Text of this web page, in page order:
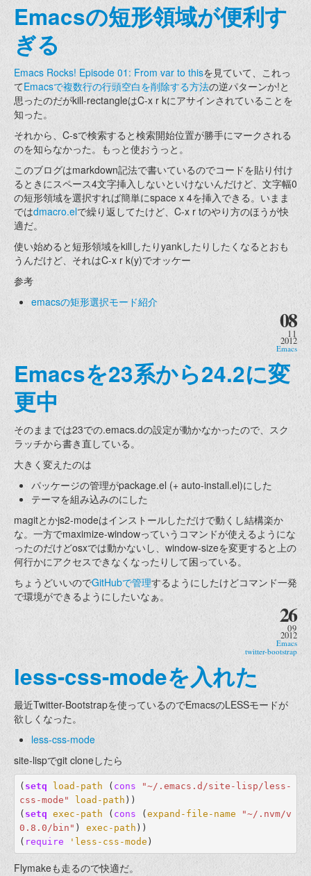
Emacsの短形領域が便利す
ぎる
Emacs Rocks! Episode 01: From var to thisを見ていて、これっ
てEmacsで複数行の行頭空白を削除する方法の逆パターンか!と
思ったのだがkill-rectangleはC-x r kにアサインされていることを
知った。
それから、C-sで検索すると検索開始位置が勝手にマークされる
のを知らなかった。もっと使おうっと。
このブログはmarkdown記法で書いているのでコードを貼り付け
るときにスペース4文字挿入しないといけないんだけど、文字幅0
の短形領域を選択すれば簡単にspace x 4を挿入できる。いまま
ではdmacro.elで繰り返してたけど、C-x r tのやり方のほうが快
適だ。
使い始めると短形領域をkillしたりyankしたりしたくなるとおも
うんだけど、それはC-x r k(y)でオッケー
参考
emacsの矩形選択モード紹介
08
11
2012
Emacs
Emacsを23系から24.2に変
更中
そのままでは23での.emacs.dの設定が動かなかったので、スク
ラッチから書き直している。
大きく変えたのは
パッケージの管理がpackage.el (+ auto-install.el)にした
テーマを組み込みのにした
magitとかjs2-modeはインストールしただけで動くし結構楽か
な。一方でmaximize-windowっていうコマンドが使えるようにな
ったのだけどosxでは動かないし、window-sizeを変更すると上の
何行かにアクセスできなくなったりして困っている。
ちょうどいいのでGitHubで管理するようにしたけどコマンド一発
で環境ができるようにしたいなぁ。
26
09
2012
Emacs
twitter-bootstrap
less-css-modeを入れた
最近Twitter-Bootstrapを使っているのでEmacsのLESSモードが
欲しくなった。
less-css-mode
site-lispでgit cloneしたら
( setq load-path ( cons
"~/.emacs.d/site-lisp/less-
css-mode"
load-path ))
( setq exec-path ( cons ( expand-file-name
"~/.nvm/v
0.8.0/bin" ) exec-path ))
( require 'less-css-mode )
Flymakeも走るので快適だ。